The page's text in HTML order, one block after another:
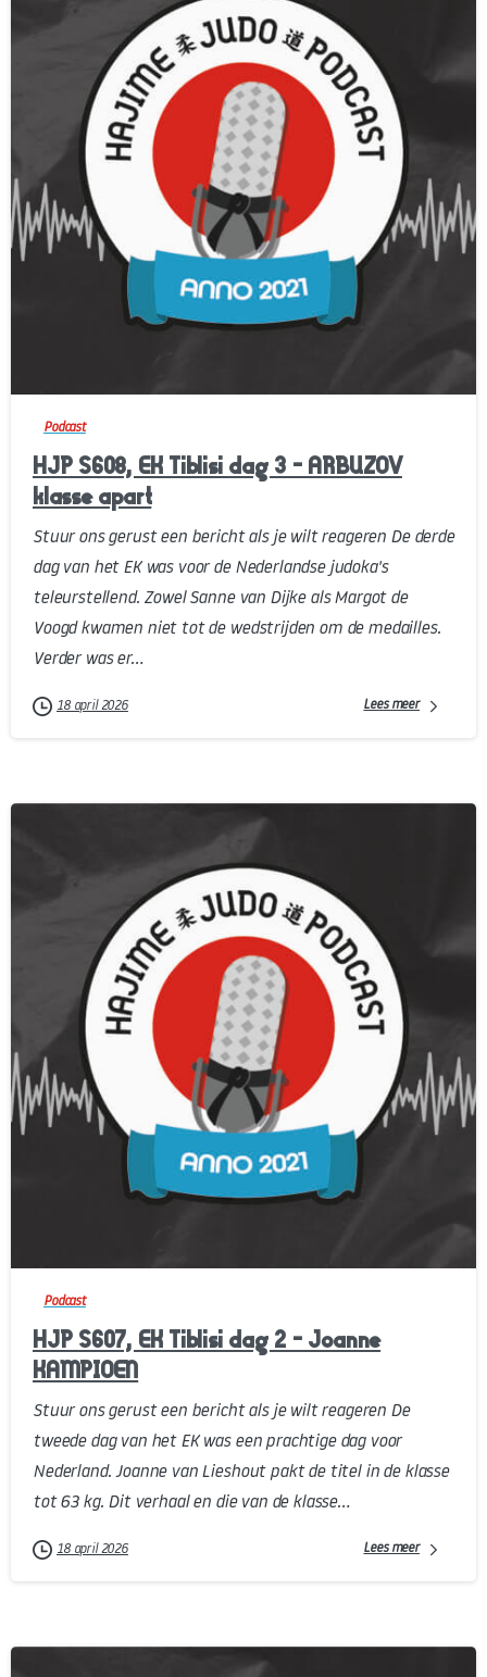
Podcast
HJP S608, EK Tiblisi dag 3 – ARBUZOV
klasse apart
Stuur ons gerust een bericht als je wilt reageren De derde
dag van het EK was voor de Nederlandse judoka's
teleurstellend. Zowel Sanne van Dijke als Margot de
Voogd kwamen niet tot de wedstrijden om de medailles.
Verder was er...
18 april 2026 Lees meer
Podcast
HJP S607, EK Tiblisi dag 2 – Joanne
KAMPIOEN
Stuur ons gerust een bericht als je wilt reageren De
tweede dag van het EK was een prachtige dag voor
Nederland. Joanne van Lieshout pakt de titel in de klasse
tot 63 kg. Dit verhaal en die van de klasse...
18 april 2026 Lees meer